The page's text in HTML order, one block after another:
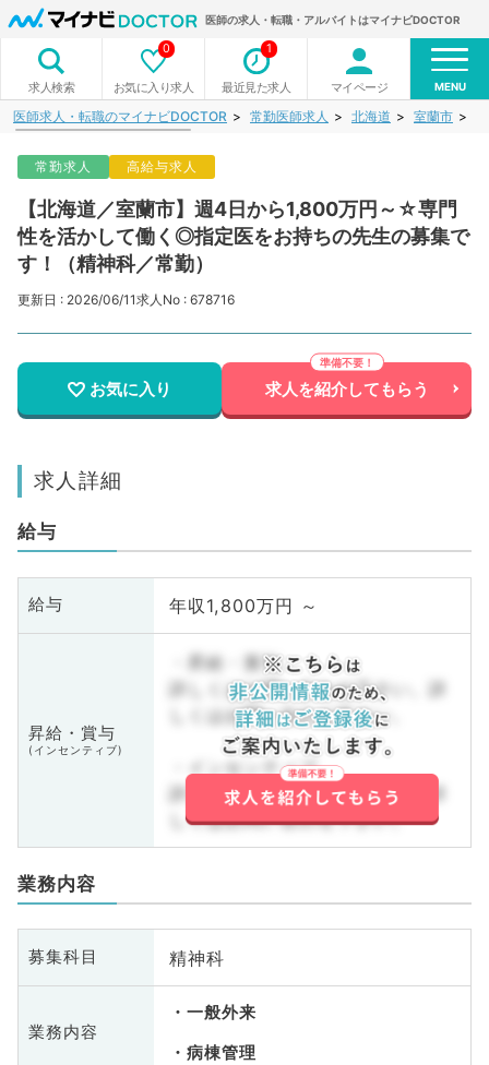
医師の求人・転職・アルバイトはマイナビDOCTOR
求人検索 お気に入り求人
0
最近見た求人
1
マイページ MENU
医師求人・転職のマイナビDOCTOR 常勤医師求人 北海道 室蘭市
常勤求人 高給与求人
【北海道／室蘭市】週4日から1,800万円～☆専門
性を活かして働く◎指定医をお持ちの先生の募集で
す！（精神科／常勤）
更新日 : 2026/06/11求人No : 678716
お気に入り 求人を紹介してもらう
求人詳細
給与
給与 年収1,800万円 ～
昇給・賞与
(インセンティブ)
・昇給・賞与
詳しくはお問い合わせ下さい。詳
しくはお問い合わせ下さい。
・インセンティブ
詳しくはお問い合わせ下さい。詳
しくはお問い合わせ下さい。
業務内容
募集科目 精神科
業務内容
一般外来
病棟管理